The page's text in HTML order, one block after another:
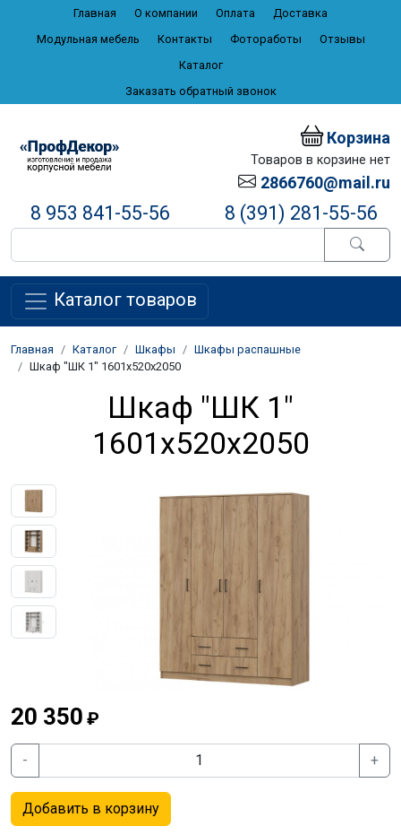
Главная О компании Оплата
Доставка
Модульная мебель
Контакты Фотоработы
Отзывы
Каталог
Заказать обратный звонок
8 953 841-55-56 8 (391) 281-55-56
Корзина
Товаров в корзине нет
2866760@mail.ru
Каталог товаров
Главная Каталог Шкафы
Шкафы распашные
Шкаф "ШК 1" 1601x520x2050
Шкаф "ШК 1"
1601x520x2050
20 350 ₽
- +
Добавить в корзину